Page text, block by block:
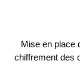
Mise en place
chiffrement des